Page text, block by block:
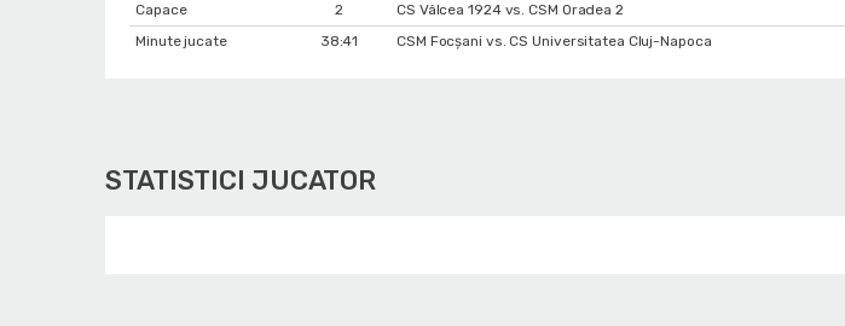
Capace
2 CS Vâlcea 1924 vs. CSM Oradea 2
Minute jucate
38:41 CSM Focșani vs. CS Universitatea Cluj-Napoca
STATISTICI JUCATOR